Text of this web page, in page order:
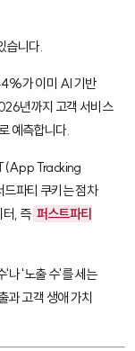
습니다.
가 이미 AI 기반
년까지 고객 서비스
예측합니다.
Tracking
파티 쿠키는 점차
터, 즉 퍼스트파티
'나 '노출 수'를 세는
과 고객 생애 가치